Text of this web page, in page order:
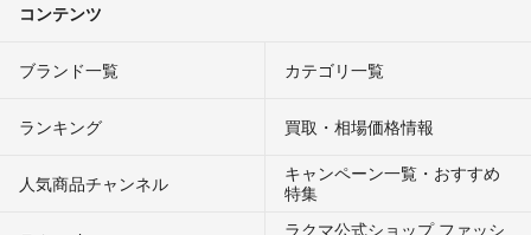
コンテンツ
ブランド一覧 カテゴリ一覧
ランキング 買取・相場価格情報
人気商品チャンネル
キャンペーン一覧・おすすめ
特集
ラクマ公式ショップ ファッシ